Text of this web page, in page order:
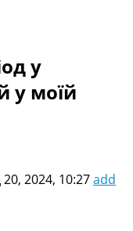
таблиці
у
у моїй
20, 2024, 10:27add